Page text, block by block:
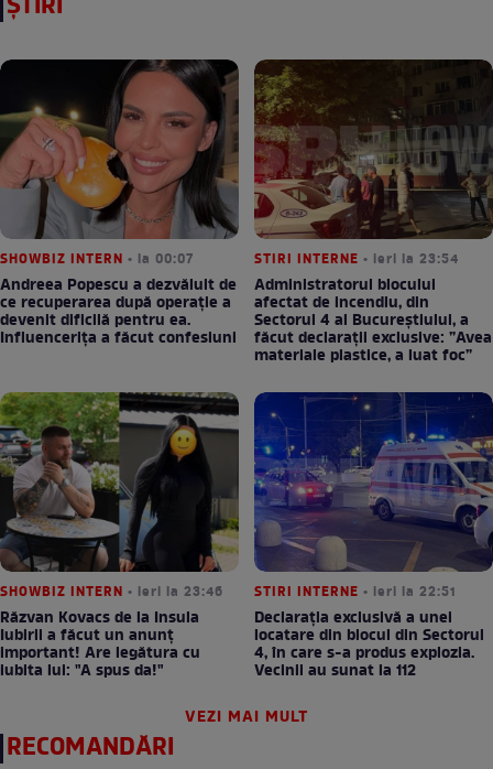
SHOWBIZ INTERN • la 00:07
Andreea Popescu a dezvăluit de
ce recuperarea după operație a
devenit dificilă pentru ea.
Influencerița a făcut confesiuni
STIRI INTERNE • ieri la 23:54
Administratorul blocului
afectat de incendiu, din
Sectorul 4 al Bucureștiului, a
făcut declarații exclusive: ”Avea
materiale plastice, a luat foc”
SHOWBIZ INTERN • ieri la 23:46
Răzvan Kovacs de la Insula
Iubirii a făcut un anunț
important! Are legătura cu
iubita lui: "A spus da!"
STIRI INTERNE • ieri la 22:51
Declarația exclusivă a unei
locatare din blocul din Sectorul
4, în care s-a produs explozia.
Vecinii au sunat la 112
VEZI MAI MULT
RECOMANDĂRI